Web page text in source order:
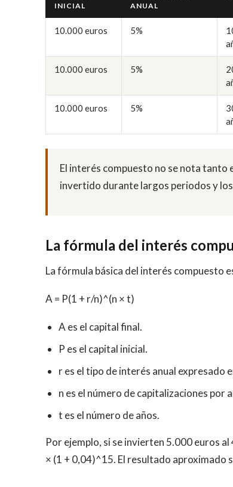
INICIAL
ANUAL
10.000 euros 5%
10.000 euros 5%
10.000 euros 5%
El interés compuesto no se nota tanto
invertido durante largos periodos y
La fórmula del interés
La fórmula básica del interés compuesto
A = P(1 + r/n)^(n × t)
A es el capital final.
P es el capital inicial.
r es el tipo de interés anual expresado
n es el número de capitalizaciones por
t es el número de años.
Por ejemplo, si se invierten 5.000 euros
× (1 + 0,04)^15. El resultado aproximado